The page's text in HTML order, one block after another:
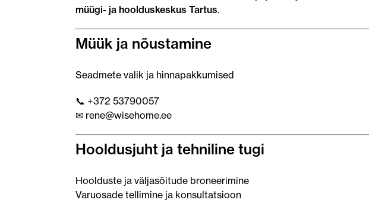
müügi- ja hoolduskeskus Tartus.
Müük ja nõustamine
Seadmete valik ja hinnapakkumised
📞 +372 53790057
✉ rene@wisehome.ee
Hooldusjuht ja tehniline tugi
Hoolduste ja väljasõitude broneerimine
Varuosade tellimine ja konsultatsioon